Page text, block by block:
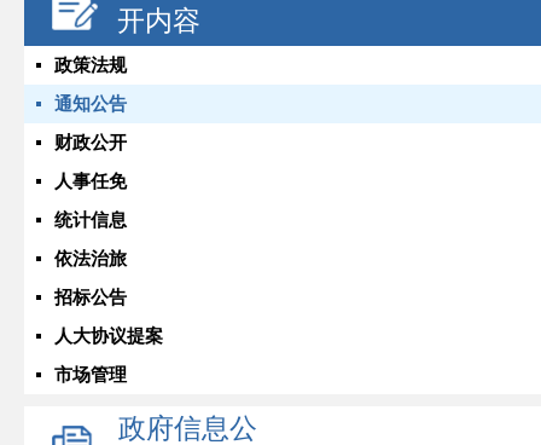
开内容
政策法规
通知公告
财政公开
人事任免
统计信息
依法治旅
招标公告
人大协议提案
市场管理
政府信息公